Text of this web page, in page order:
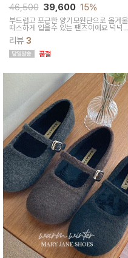
46,500 39,600 15%
부드럽고 포근한 양기모원단으로 올겨울
따스하게 입을수 있는 팬츠이에요 넉넉
한 핏으로 편안하면서 캐주얼하게 입기
좋아요:)
리뷰 3
품절